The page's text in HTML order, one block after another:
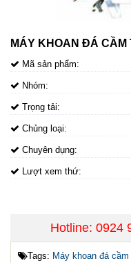
MÁY KHOAN ĐÁ CẦM
Mã sản phẩm:
Nhóm:
Trọng tải:
Chủng loại:
Chuyên dụng:
Lượt xem thứ:
Hotline: 0924
Tags: Máy khoan đá